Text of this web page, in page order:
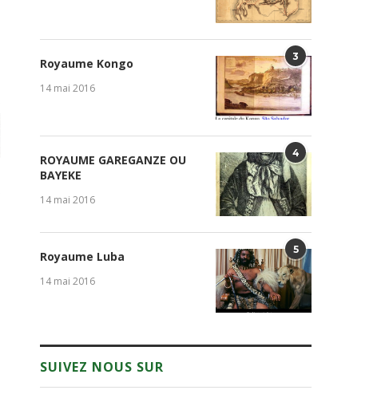
3
Royaume Kongo
14 mai 2016
4
ROYAUME GAREGANZE OU
BAYEKE
14 mai 2016
5
Royaume Luba
14 mai 2016
SUIVEZ NOUS SUR